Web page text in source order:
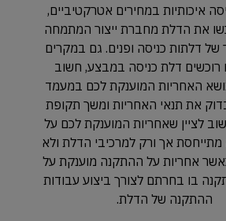
איכותיות במחירים אטרקטיביים,
את הדלת מחברת ייצור המתמחה
של דלתות כניסה ופנים. גם במקרים
דלת כניסה במבצע, חשוב
האחריות המוענקת לכם במעמד
את תנאי האחריות ומשך תקופת
לציין שאחריות המוענקת לכם על
אך ורק למרכיבי הדלת ולא
אחריות על ההתקנה מוענקת על
בו בחרתם לצורך ביצוע עבודות
ההתקנה של הדלת.